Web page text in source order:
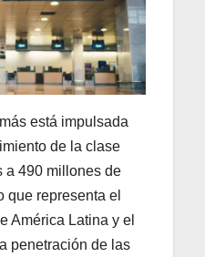
está impulsada
de la clase
a 490 millones de
que representa el
América Latina y el
penetración de las